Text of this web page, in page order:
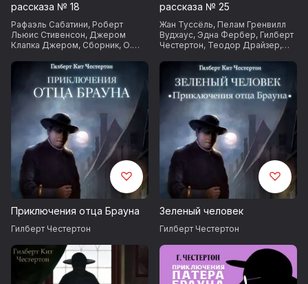
рассказа № 18
Рафаэль Сабатини, Роберт
Льюис Стивенсон, Джером
Клапка Джером, Сборник, О.
рассказа № 25
Жан Туссёль, Пелам Гренвилл
Вудхаус, Эдна Фербер, Гилберт
Честертон, Теодор Драйзер,
Дойл
Приключения отца Брауна
Гилберт Честертон
Зеленый человек
Гилберт Честертон